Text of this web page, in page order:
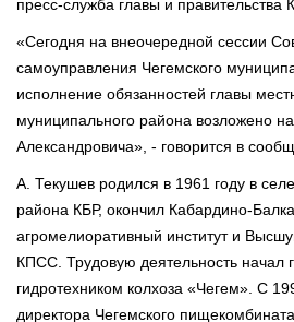
пресс-служба главы и правительства
«Сегодня на внеочередной сессии
самоуправления Чегемского
исполнение обязанностей главы
муниципального района возложено
Александровича», - говорится в
А. Текушев родился в 1961 году в
района КБР, окончил Кабардино-
агромелиоративный институт и
КПСС. Трудовую деятельность начал
гидротехником колхоза «Чегем». С
директора Чегемского